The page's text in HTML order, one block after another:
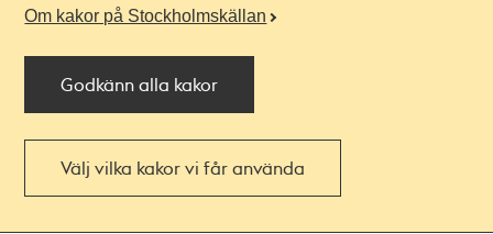
Om kakor på Stockholmskällan
Godkänn alla kakor
Välj vilka kakor vi får använda